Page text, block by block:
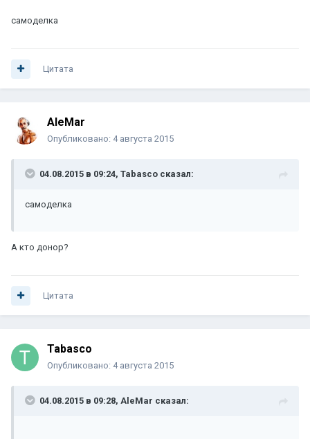
самоделка
Цитата
AleMar
Опубликовано: 4 августа 2015
04.08.2015 в 09:24, Tabasco сказал:
самоделка
А кто донор?
Цитата
Tabasco
Опубликовано: 4 августа 2015
04.08.2015 в 09:28, AleMar сказал: